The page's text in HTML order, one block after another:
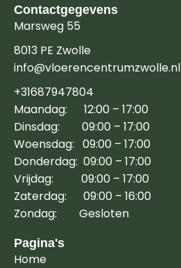
Contactgegevens
Marsweg 55
8013 PE Zwolle
info@vloerencentrumzwolle.nl
+31687947804
Maandag: 12:00 – 17:00
Dinsdag: 09:00 – 17:00
Woensdag: 09:00 – 17:00
Donderdag: 09:00 – 17:00
Vrijdag: 09:00 – 17:00
Zaterdag: 09:00 – 16:00
Zondag: Gesloten
Pagina's
Home